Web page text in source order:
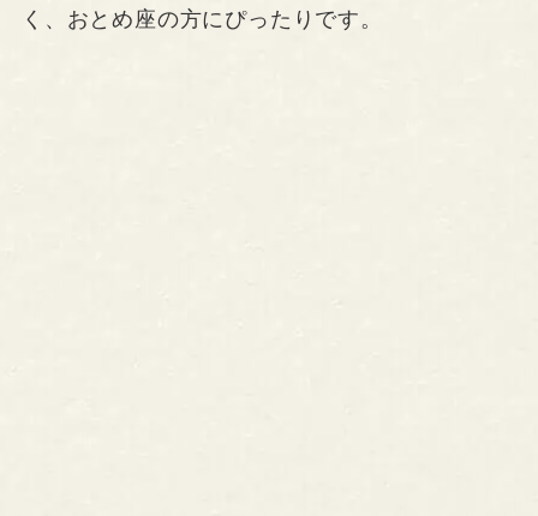
く、おとめ座の方にぴったりです。